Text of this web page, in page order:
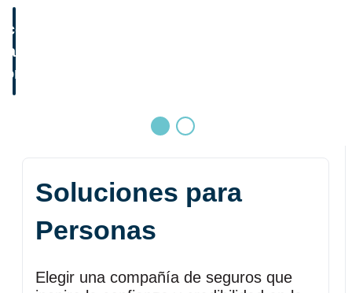
al
Soluciones para
Personas
Elegir una compañía de seguros que